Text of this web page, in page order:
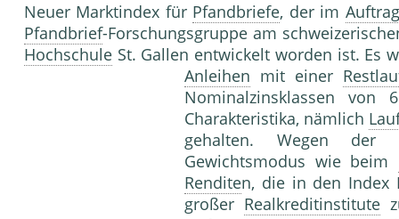
Neuer Marktindex für Pfandbriefe, der im Auftrag
Pfandbrief-Forschungsgruppe am
Hochschule St. Gallen entwickelt worden ist. Es
Anleihen mit einer
Nominalzinsklassen
Charakteristika, nämlich
gehalten. Wegen der
Gewichtsmodus wie beim
Renditen, die in den Index
großer Realkreditinstitute